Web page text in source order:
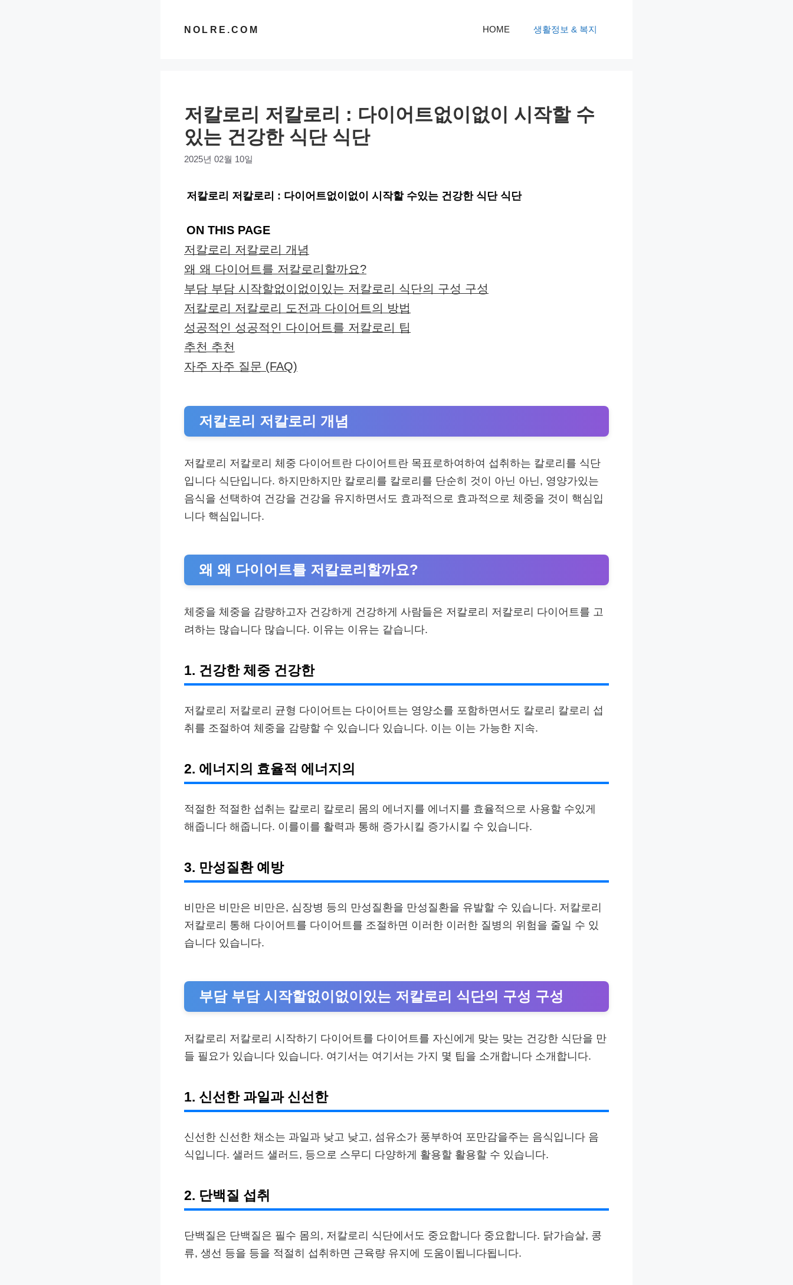
NOLRE.COM HOME 생활정보 & 복지
저칼로리 저칼로리 : 다이어트없이없이 시작할 수
있는 건강한 식단 식단
2025년 02월 10일
저칼로리 저칼로리 : 다이어트없이없이 시작할 수있는 건강한 식단 식단
ON THIS PAGE
저칼로리 저칼로리 개념
왜 왜 다이어트를 저칼로리할까요?
부담 부담 시작할없이없이있는 저칼로리 식단의 구성 구성
저칼로리 저칼로리 도전과 다이어트의 방법
성공적인 성공적인 다이어트를 저칼로리 팁
추천 추천
자주 자주 질문 (FAQ)
저칼로리 저칼로리 개념
저칼로리 저칼로리 체중 다이어트란 다이어트란 목표로하여하여 섭취하는 칼로리를 식단
입니다 식단입니다. 하지만하지만 칼로리를 칼로리를 단순히 것이 아닌 아닌, 영양가있는
음식을 선택하여 건강을 건강을 유지하면서도 효과적으로 효과적으로 체중을 것이 핵심입
니다 핵심입니다.
왜 왜 다이어트를 저칼로리할까요?
체중을 체중을 감량하고자 건강하게 건강하게 사람들은 저칼로리 저칼로리 다이어트를 고
려하는 많습니다 많습니다. 이유는 이유는 같습니다.
1. 건강한 체중 건강한
저칼로리 저칼로리 균형 다이어트는 다이어트는 영양소를 포함하면서도 칼로리 칼로리 섭
취를 조절하여 체중을 감량할 수 있습니다 있습니다. 이는 이는 가능한 지속.
2. 에너지의 효율적 에너지의
적절한 적절한 섭취는 칼로리 칼로리 몸의 에너지를 에너지를 효율적으로 사용할 수있게
해줍니다 해줍니다. 이를이를 활력과 통해 증가시킬 증가시킬 수 있습니다.
3. 만성질환 예방
비만은 비만은 비만은, 심장병 등의 만성질환을 만성질환을 유발할 수 있습니다. 저칼로리
저칼로리 통해 다이어트를 다이어트를 조절하면 이러한 이러한 질병의 위험을 줄일 수 있
습니다 있습니다.
부담 부담 시작할없이없이있는 저칼로리 식단의 구성 구성
저칼로리 저칼로리 시작하기 다이어트를 다이어트를 자신에게 맞는 맞는 건강한 식단을 만
들 필요가 있습니다 있습니다. 여기서는 여기서는 가지 몇 팁을 소개합니다 소개합니다.
1. 신선한 과일과 신선한
신선한 신선한 채소는 과일과 낮고 낮고, 섬유소가 풍부하여 포만감을주는 음식입니다 음
식입니다. 샐러드 샐러드, 등으로 스무디 다양하게 활용할 활용할 수 있습니다.
2. 단백질 섭취
단백질은 단백질은 필수 몸의, 저칼로리 식단에서도 중요합니다 중요합니다. 닭가슴살, 콩
류, 생선 등을 등을 적절히 섭취하면 근육량 유지에 도움이됩니다됩니다.